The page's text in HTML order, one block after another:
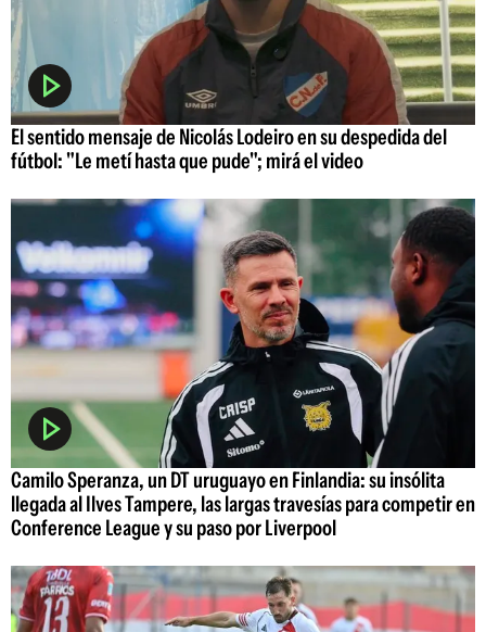
El sentido mensaje de Nicolás Lodeiro en su despedida del
fútbol: "Le metí hasta que pude"; mirá el video
Camilo Speranza, un DT uruguayo en Finlandia: su insólita
llegada al Ilves Tampere, las largas travesías para competir en
Conference League y su paso por Liverpool